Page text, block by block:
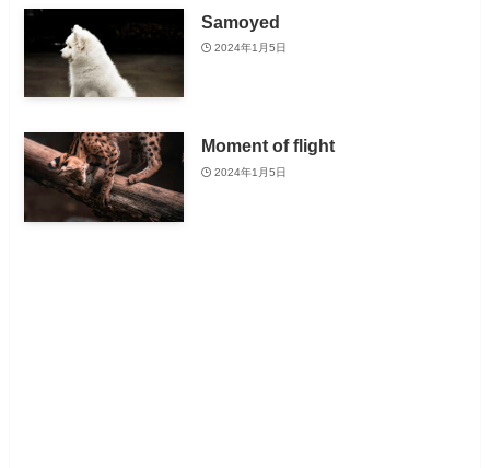
Samoyed
2024年1月5日
Moment of flight
2024年1月5日